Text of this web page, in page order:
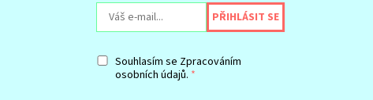
Souhlasím se Zpracováním
osobních údajů.